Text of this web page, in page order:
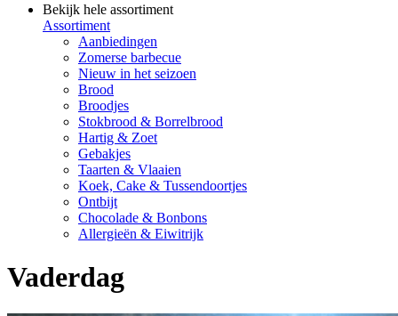
Bekijk hele assortiment
Assortiment
Aanbiedingen
Zomerse barbecue
Nieuw in het seizoen
Brood
Broodjes
Stokbrood & Borrelbrood
Hartig & Zoet
Gebakjes
Taarten & Vlaaien
Koek, Cake & Tussendoortjes
Ontbijt
Chocolade & Bonbons
Allergieën & Eiwitrijk
Vaderdag